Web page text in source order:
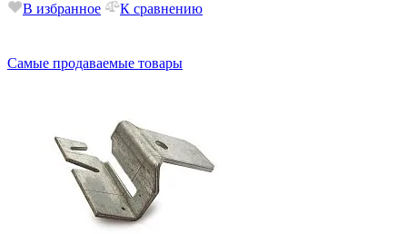
В избранное К сравнению
Самые продаваемые товары